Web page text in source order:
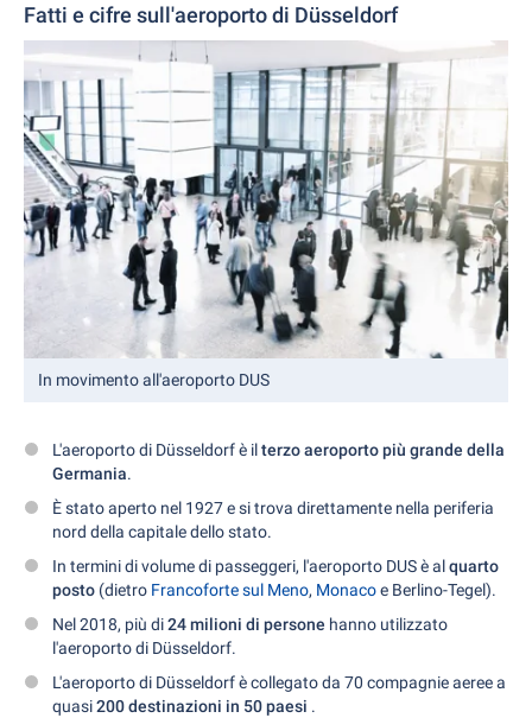
Fatti e cifre sull'aeroporto di Düsseldorf
In movimento all'aeroporto DUS
L'aeroporto di Düsseldorf è ilterzo aeroporto più grande della
Germania.
È stato aperto nel 1927 e si trova direttamente nella periferia
nord della capitale dello stato.
In termini di volume di passeggeri, l'aeroporto DUS è alquarto
posto (dietro Francoforte sul Meno, Monacoe Berlino-Tegel).
Nel 2018, più di24 milioni di persone hanno utilizzato
l'aeroporto di Düsseldorf.
L'aeroporto di Düsseldorf è collegato da 70 compagnie aeree a
quasi200 destinazioni in 50 paesi .